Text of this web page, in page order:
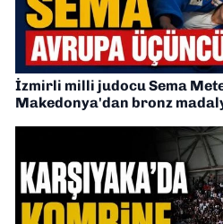
İzmirli milli judocu Sema
Makedonya'dan bronz